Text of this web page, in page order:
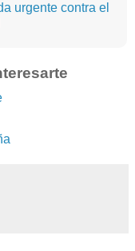
urgente contra el